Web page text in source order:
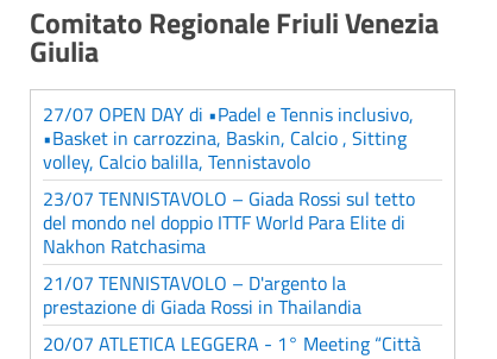
Comitato Regionale Friuli Venezia
Giulia
27/07 OPEN DAY di •Padel e Tennis inclusivo,
•Basket in carrozzina, Baskin, Calcio , Sitting
volley, Calcio balilla, Tennistavolo
23/07 TENNISTAVOLO – Giada Rossi sul tetto
del mondo nel doppio ITTF World Para Elite di
Nakhon Ratchasima
21/07 TENNISTAVOLO – D'argento la
prestazione di Giada Rossi in Thailandia
20/07 ATLETICA LEGGERA - 1° Meeting “Città